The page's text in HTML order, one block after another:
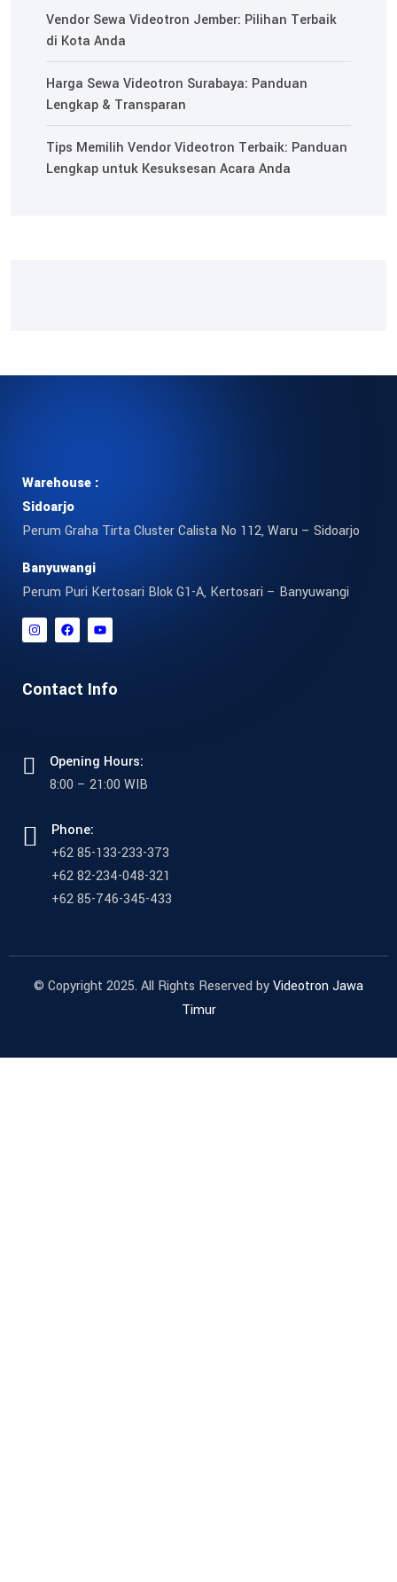
Vendor Sewa Videotron Jember: Pilihan Terbaik
di Kota Anda
Harga Sewa Videotron Surabaya: Panduan
Lengkap & Transparan
Tips Memilih Vendor Videotron Terbaik: Panduan
Lengkap untuk Kesuksesan Acara Anda
Warehouse :
Sidoarjo
Perum Graha Tirta Cluster Calista No 112, Waru – Sidoarjo
Banyuwangi
Perum Puri Kertosari Blok G1-A, Kertosari – Banyuwangi
Contact Info
Opening Hours:
8:00 – 21:00 WIB
Phone:
+62 85-133-233-373
+62 82-234-048-321
+62 85-746-345-433
© Copyright 2025. All Rights Reserved byVideotron Jawa
Timur